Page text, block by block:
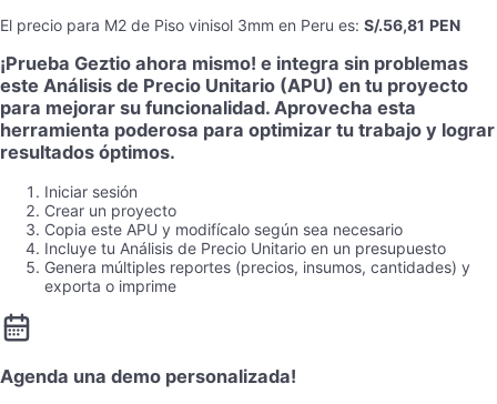
El precio para M2 de Piso vinisol 3mm en Peru es: S/.56,81 PEN
¡Prueba Geztio ahora mismo! e integra sin problemas
este Análisis de Precio Unitario (APU) en tu proyecto
para mejorar su funcionalidad. Aprovecha esta
herramienta poderosa para optimizar tu trabajo y lograr
resultados óptimos.
Iniciar sesión
Crear un proyecto
Copia este APU y modifícalo según sea necesario
Incluye tu Análisis de Precio Unitario en un presupuesto
Genera múltiples reportes (precios, insumos, cantidades) y
exporta o imprime
Agenda una demo personalizada!